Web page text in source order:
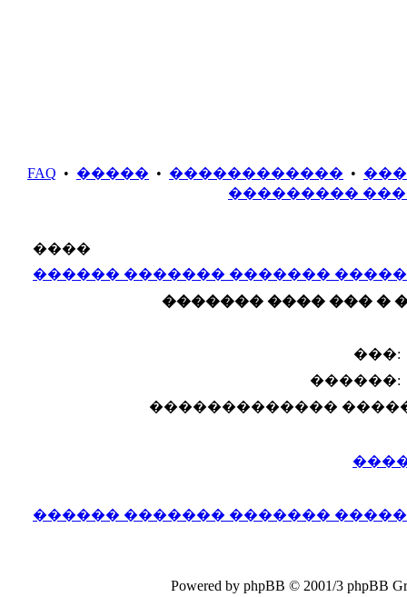
FAQ • ����� • ������������ •
���������
����
������ ������� ������� �����
������� ���� ��� �
���:
������:
�������������
������ ������� ������� �����
Powered by phpBB © 2001/3